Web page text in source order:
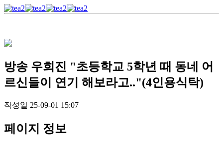
방송 우희진 "초등학교 5학년 때 동네 어
르신들이 연기 해보라고.."(4인용식탁)
작성일 25-09-01 15:07
페이지 정보